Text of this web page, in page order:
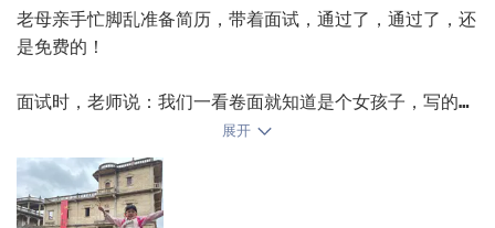
今天先记录到这，我觉得暑假取消辅导班，我们在家精读真
老母亲手忙脚乱准备简历，带着面试，通过了，通过了，还
是免费的！
面试时，老师说：我们一看卷面就知道是个女孩子，写的很
规范呀！又说：上课时，有好多小男生特别淘气，你要做好
心理准备，不要被他们影响哦～
老母亲拼了命憋住不笑，哈哈哈哈，我真想说，她不影响别
展开